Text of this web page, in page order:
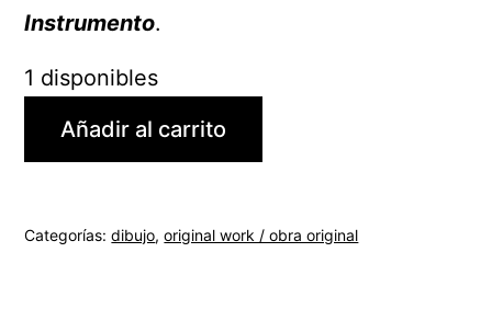
Instrumento.
1 disponibles
Añadir al carrito
Categorías:dibujo,original work / obra original